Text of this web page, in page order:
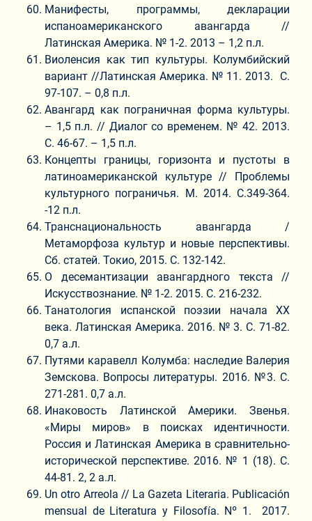
Манифесты, программы, декларации
испаноамериканского авангарда //
Латинская Америка. № 1-2. 2013 – 1,2 п.л.
Виоленсия как тип культуры. Колумбийский
вариант //Латинская Америка. № 11. 2013. С.
97-107. – 0,8 п.л.
Авангард как пограничная форма культуры.
– 1,5 п.л. // Диалог со временем. № 42. 2013.
С. 46-67. – 1,5 п.л.
Концепты границы, горизонта и пустоты в
латиноамериканской культуре // Проблемы
культурного пограничья. М. 2014. С.349-364.
-12 п.л.
Транснациональность авангарда /
Метаморфоза культур и новые перспективы.
Сб. статей. Токио, 2015. С. 132-142.
О десемантизации авангардного текста //
Искусствознание. № 1-2. 2015. С. 216-232.
Танатология испанской поэзии начала ХХ
века. Латинская Америка. 2016. № 3. С. 71-82.
0,7 а.л.
Путями каравелл Колумба: наследие Валерия
Земскова. Вопросы литературы. 2016. №3. С.
271-281. 0,7 а.л.
Инаковость Латинской Америки. Звенья.
«Миры миров» в поисках идентичности.
Россия и Латинская Америка в сравнительно-
исторической перспективе. 2016. № 1 (18). С.
44-81. 2, 2 а.л.
Un otro Arreola // La Gazeta Literaria. Publicación
mensual de Literatura y Filosofía. Nº 1. 2017.